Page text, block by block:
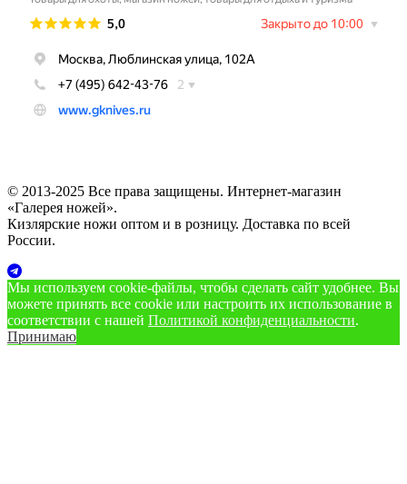
© 2013-2025 Все права защищены. Интернет-магазин
«Галерея ножей».
Кизлярские ножи оптом и в розницу. Доставка по всей
России.
Мы используем cookie‑файлы, чтобы сделать сайт удобнее. Вы
можете принять все cookie или настроить их использование в
соответствии с нашей Политикой конфиденциальности.
Принимаю